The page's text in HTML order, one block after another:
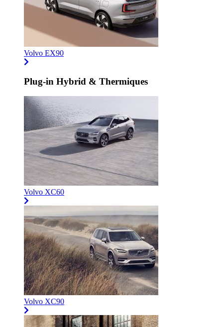
Volvo EX90
Plug-in Hybrid & Thermiques
Volvo XC60
Volvo XC90